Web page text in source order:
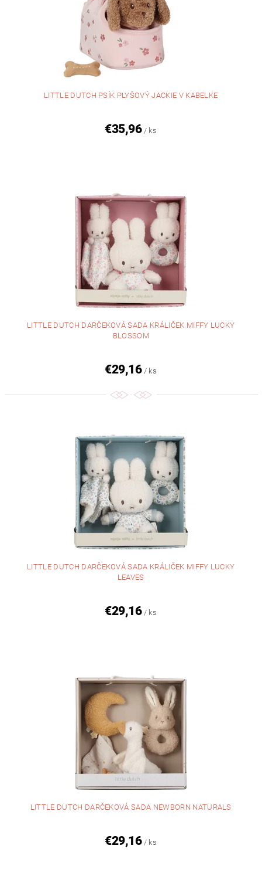
LITTLE DUTCH PSÍK PLYŠOVÝ JACKIE V KABELKE
€35,96 / ks
LITTLE DUTCH DARČEKOVÁ SADA KRÁLIČEK MIFFY LUCKY
BLOSSOM
€29,16 / ks
LITTLE DUTCH DARČEKOVÁ SADA KRÁLIČEK MIFFY LUCKY
LEAVES
€29,16 / ks
LITTLE DUTCH DARČEKOVÁ SADA NEWBORN NATURALS
€29,16 / ks